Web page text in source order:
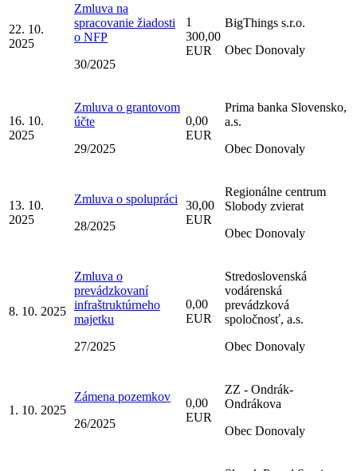
22. 10.
2025
Zmluva na
spracovanie žiadosti
o NFP
30/2025
1
300,00
EUR
BigThings s.r.o.
Obec Donovaly
16. 10.
2025
Zmluva o grantovom
účte
29/2025
0,00
EUR
Prima banka Slovensko,
a.s.
Obec Donovaly
13. 10.
2025
Zmluva o spolupráci
28/2025
30,00
EUR
Regionálne centrum
Slobody zvierat
Obec Donovaly
8. 10. 2025
Zmluva o
prevádzkovaní
infraštruktúrneho
majetku
27/2025
0,00
EUR
Stredoslovenská
vodárenská
prevádzková
spoločnosť, a.s.
Obec Donovaly
1. 10. 2025
Zámena pozemkov
26/2025
0,00
EUR
ZZ - Ondrák-
Ondrákova
Obec Donovaly